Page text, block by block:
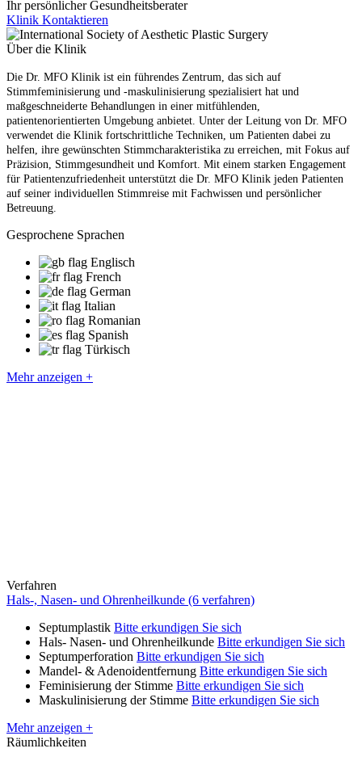
Ihr persönlicher Gesundheitsberater
Klinik Kontaktieren
Über die Klinik
Die Dr. MFO Klinik ist ein führendes Zentrum, das sich auf
Stimmfeminisierung und -maskulinisierung spezialisiert hat und
maßgeschneiderte Behandlungen in einer mitfühlenden,
patientenorientierten Umgebung anbietet. Unter der Leitung von Dr. MFO
verwendet die Klinik fortschrittliche Techniken, um Patienten dabei zu
helfen, ihre gewünschten Stimmcharakteristika zu erreichen, mit Fokus auf
Präzision, Stimmgesundheit und Komfort. Mit einem starken Engagement
für Patientenzufriedenheit unterstützt die Dr. MFO Klinik jeden Patienten
auf seiner individuellen Stimmreise mit Fachwissen und persönlicher
Betreuung.
Gesprochene Sprachen
Englisch
French
German
Italian
Romanian
Spanish
Türkisch
Mehr anzeigen +
Verfahren
Hals-, Nasen- und Ohrenheilkunde (6 verfahren)
Septumplastik Bitte erkundigen Sie sich
Hals- Nasen- und Ohrenheilkunde Bitte erkundigen Sie sich
Septumperforation Bitte erkundigen Sie sich
Mandel- & Adenoidentfernung Bitte erkundigen Sie sich
Feminisierung der Stimme Bitte erkundigen Sie sich
Maskulinisierung der Stimme Bitte erkundigen Sie sich
Mehr anzeigen +
Räumlichkeiten